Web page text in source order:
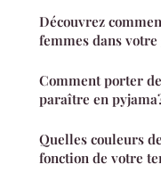
Découvrez
femmes dans
Comment porter
paraître en
Quelles couleurs
fonction de votre